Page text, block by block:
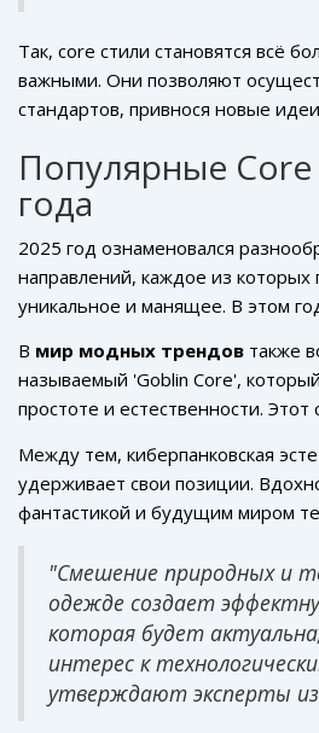
Так, core стили становятся всё
важными. Они позволяют
стандартов, привнося новые
отображают дух времени и
культурных ориентиров, где
не только центр, но и периферия
открывает новые горизонты для
собственного «я» через одежду.
Популярные Core
года
2025 год ознаменовался
направлений, каждое из которых
уникальное и манящее. В этом
который продолжает обретать
молодых людей. Это направление
простоту и аккуратность в
бежевого, серого и белого
помогает скрыть от посторонних
снега и грязи, при этом
В мир модных трендов также
называемый 'Goblin Core',
простоте и естественности. Этот
натуральных материалов, таких
шерсть. Особенностью 'Goblin
использование натуральных
символизирующих текстуры
елового леса.
Между тем, киберпанковская
удерживает свои позиции.
фантастикой и будущим миром
включает в себя яркие неоновые
хромированные аксессуары и
блеском.Модные трендыв
охватывают как повседневные,
вечерние наряды, позволяя
героем техно-фантастического
"Смешение природных и
одежде создает
которая будет
интерес к
утверждают эксперты из